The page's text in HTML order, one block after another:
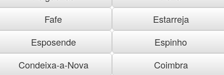
Fafe
Estarreja
Esposende
Espinho
Condeixa-a-Nova
Coimbra